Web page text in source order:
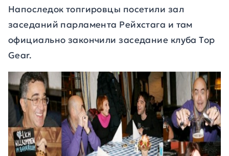
Напоследок топгировцы посетили зал
заседаний парламента Рейхстага и там
официально закончили заседание клуба Top
Gear.